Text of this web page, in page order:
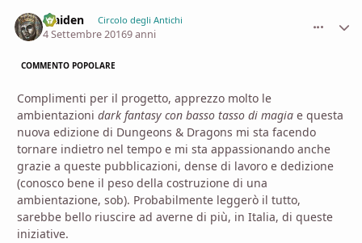
Maiden Circolo degli Antichi
4 Settembre 20169 anni
COMMENTO POPOLARE
Complimenti per il progetto, apprezzo molto le
ambientazioni dark fantasy con basso tasso di magia e questa
nuova edizione di Dungeons & Dragons mi sta facendo
tornare indietro nel tempo e mi sta appassionando anche
grazie a queste pubblicazioni, dense di lavoro e dedizione
(conosco bene il peso della costruzione di una
ambientazione, sob). Probabilmente leggerò il tutto,
sarebbe bello riuscire ad averne di più, in Italia, di queste
iniziative.